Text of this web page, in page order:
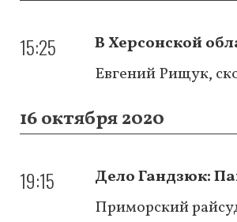
15:25
В Херсонской
Евгений Рищук,
16 октября 2020
19:15
Дело Гандзюк:
Приморский